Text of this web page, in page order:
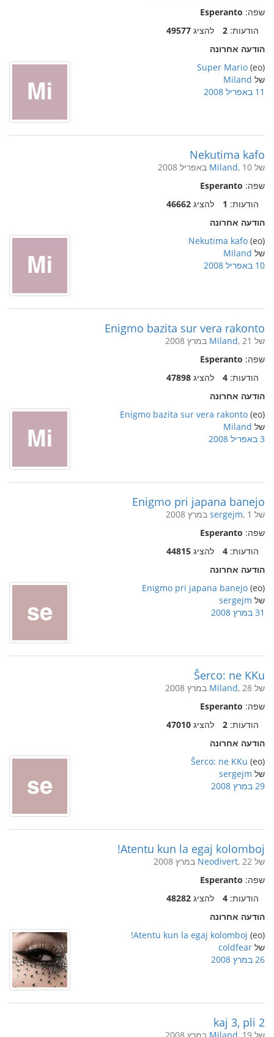
שפה: Esperanto
הודעות: 2 להציג 49577
הודעה אחרונה
(eo)
Super Mario
של Miland
11 באפריל 2008
Nekutima kafo
של Miland, 10 באפריל 2008
שפה: Esperanto
הודעות: 1 להציג 46662
הודעה אחרונה
(eo)
Nekutima kafo
של Miland
10 באפריל 2008
Enigmo bazita sur vera rakonto
של Miland, 21 במרץ 2008
שפה: Esperanto
הודעות: 4 להציג 47898
הודעה אחרונה
(eo)
Enigmo bazita sur vera rakonto
של Miland
3 באפריל 2008
Enigmo pri japana banejo
של sergejm, 1 במרץ 2008
שפה: Esperanto
הודעות: 4 להציג 44815
הודעה אחרונה
(eo)
Enigmo pri japana banejo
של sergejm
31 במרץ 2008
Ŝerco: ne KKu
של Miland, 28 במרץ 2008
שפה: Esperanto
הודעות: 2 להציג 47010
הודעה אחרונה
(eo)
Ŝerco: ne KKu
של sergejm
29 במרץ 2008
Atentu kun la egaj kolomboj!
של Neodivert, 22 במרץ 2008
שפה: Esperanto
הודעות: 4 להציג 48282
הודעה אחרונה
(eo)
Atentu kun la egaj kolomboj!
של coldfear
26 במרץ 2008
2 kaj 3, pli